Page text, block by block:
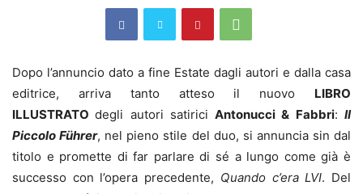
Dopo l’annuncio dato a fine Estate dagli autori e dalla casa
editrice, arriva tanto atteso il nuovo LIBRO
ILLUSTRATOdegli autori satiriciAntonucci & Fabbri:Il
Piccolo Führer, nel pieno stile del duo, si annuncia sin dal
titolo e promette di far parlare di sé a lungo come già è
successo con l’opera precedente, Quando c’era LVI. Del